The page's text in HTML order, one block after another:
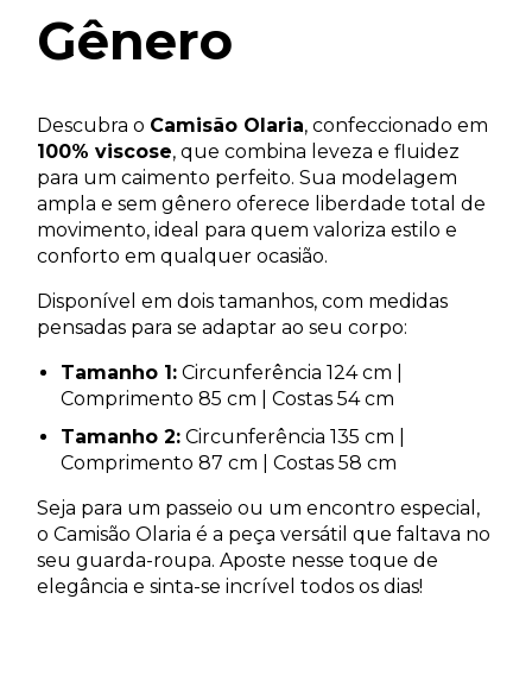
Gênero
Descubra o Camisão Olaria, confeccionado em
100% viscose, que combina leveza e fluidez
para um caimento perfeito. Sua modelagem
ampla e sem gênero oferece liberdade total de
movimento, ideal para quem valoriza estilo e
conforto em qualquer ocasião.
Disponível em dois tamanhos, com medidas
pensadas para se adaptar ao seu corpo:
Tamanho 1: Circunferência 124 cm |
Comprimento 85 cm | Costas 54 cm
Tamanho 2: Circunferência 135 cm |
Comprimento 87 cm | Costas 58 cm
Seja para um passeio ou um encontro especial,
o Camisão Olaria é a peça versátil que faltava no
seu guarda-roupa. Aposte nesse toque de
elegância e sinta-se incrível todos os dias!